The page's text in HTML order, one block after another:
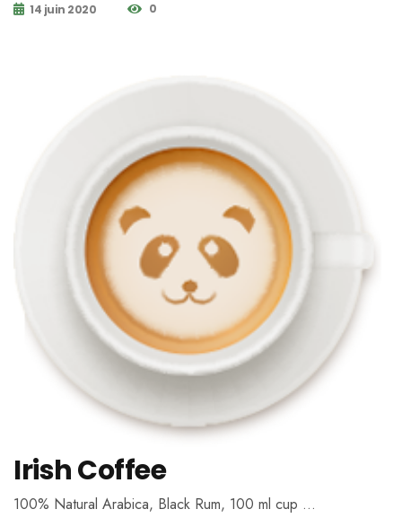
14 juin 2020 0
Irish Coffee
100% Natural Arabica, Black Rum, 100 ml cup …